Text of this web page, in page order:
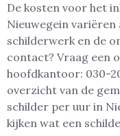
De kosten voor het
Nieuwegein
schilderwerk en de
contact? Vraag een
hoofdkantoor: 030-
overzicht van de
schilder per uur in
kijken wat een